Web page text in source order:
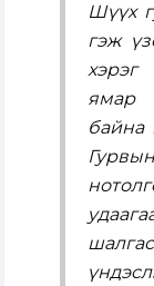
Шүүх
гэж
ямар
байна